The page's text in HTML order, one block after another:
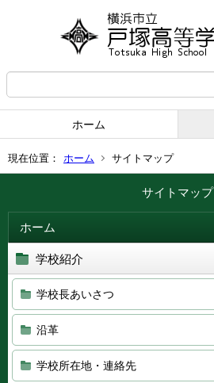
ホーム
現在位置： ホーム サイトマップ
サイトマップ
ホーム
学校紹介
学校長あいさつ
沿革
学校所在地・連絡先